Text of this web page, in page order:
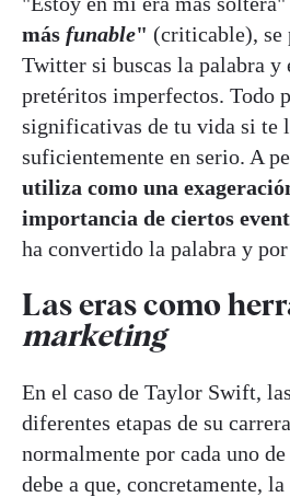
más funable" (criticable), se
Twitter si buscas la palabra y
pretéritos imperfectos. Todo
significativas de tu vida si te
suficientemente en serio. A
utiliza como una
importancia de ciertos
ha convertido la palabra y por
Las eras como
marketing
En el caso de Taylor Swift,
diferentes etapas de su
normalmente por cada uno
debe a que, concretamente, la